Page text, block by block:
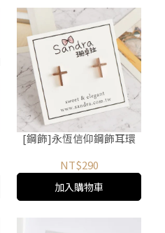
[鋼飾]永恆信仰鋼飾耳環
NT$290
加入購物車